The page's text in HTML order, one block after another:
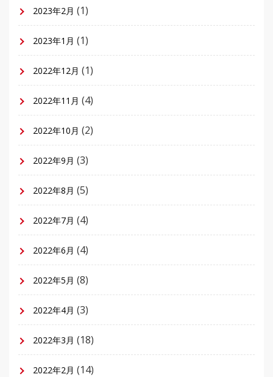
2023年2月 (1)
2023年1月 (1)
2022年12月 (1)
2022年11月 (4)
2022年10月 (2)
2022年9月 (3)
2022年8月 (5)
2022年7月 (4)
2022年6月 (4)
2022年5月 (8)
2022年4月 (3)
2022年3月 (18)
2022年2月 (14)